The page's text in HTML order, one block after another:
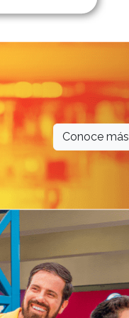
Conoce más